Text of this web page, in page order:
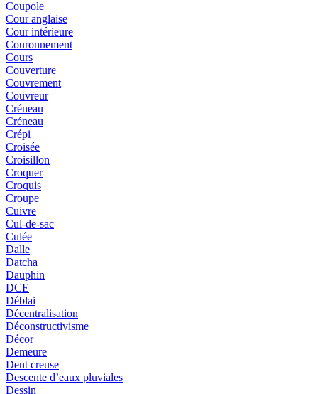
Coupole
Cour anglaise
Cour intérieure
Couronnement
Cours
Couverture
Couvrement
Couvreur
Créneau
Créneau
Crépi
Croisée
Croisillon
Croquer
Croquis
Croupe
Cuivre
Cul-de-sac
Culée
Dalle
Datcha
Dauphin
DCE
Déblai
Décentralisation
Déconstructivisme
Décor
Demeure
Dent creuse
Descente d’eaux pluviales
Dessin